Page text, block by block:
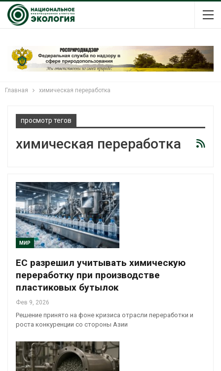
Главная химическая переработка
просмотр тегов
химическая переработка
МИР
ЕС разрешил учитывать химическую
переработку при производстве
пластиковых бутылок
Фев 9, 2026
Решение принято на фоне кризиса отрасли переработки и
роста конкуренции со стороны Азии